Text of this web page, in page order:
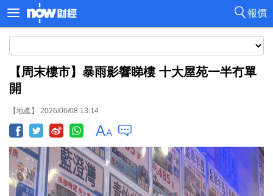
報價
【周末樓市】暴雨影響睇樓 十大屋苑一半冇單
開
【地產】 2026/06/08 13:14